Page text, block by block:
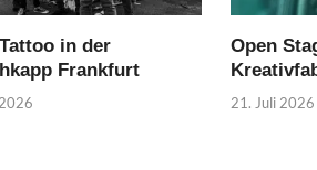
in der
Frankfurt
Open
21. Juli 2026